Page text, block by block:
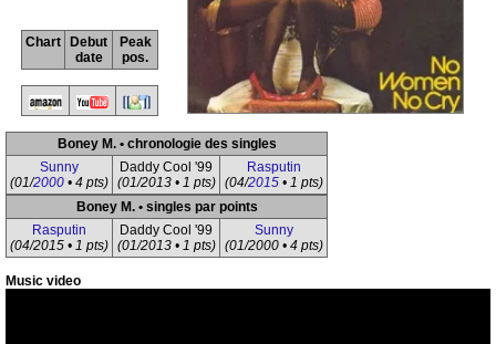
Chart
Debut
date
Peak
pos.
Boney M. • chronologie des singles
Sunny
(01/2000 • 4 pts)
Daddy Cool '99
(01/2013 • 1 pts)
Rasputin
(04/2015• 1 pts)
Boney M. • singles par points
Rasputin
(04/2015 • 1 pts)
Daddy Cool '99
(01/2013 • 1 pts)
Sunny
(01/2000 • 4 pts)
Music video